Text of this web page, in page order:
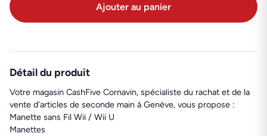
Ajouter au panier
Détail du produit
Votre magasin CashFive Cornavin, spécialiste du rachat et de la
vente d’articles de seconde main à Genève, vous propose :
Manette sans Fil Wii / Wii U
Manettes